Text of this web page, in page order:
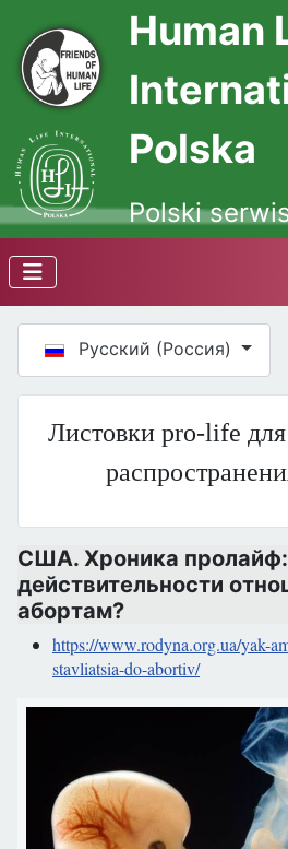
Human
Polska
Polski
Русский (Россия)
Листовки pro-life
США. Хроника
действительности
абортам?
https://www.rodyna.org.ua/yak-
stavliatsia-do-abortiv/